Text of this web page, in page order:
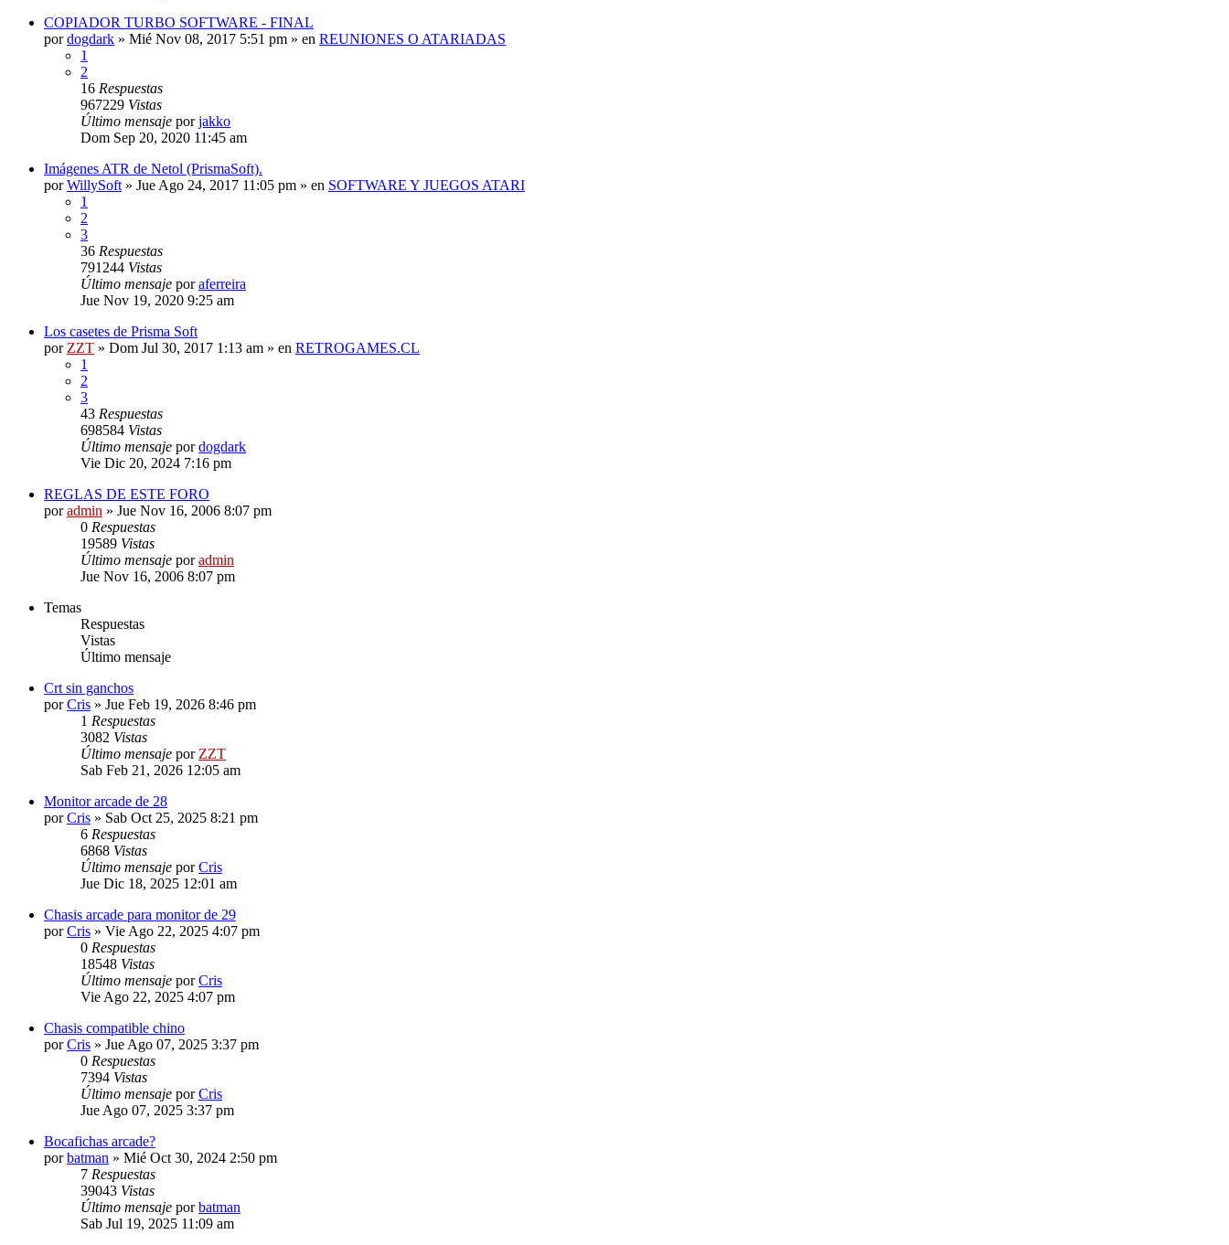
COPIADOR TURBO SOFTWARE - FINAL
pordogdark » Mié Nov 08, 2017 5:51 pm » en REUNIONES O ATARIADAS
1
2
16 Respuestas
967229 Vistas
Último mensaje porjakko
Dom Sep 20, 2020 11:45 am
Imágenes ATR de Netol (PrismaSoft).
porWillySoft » Jue Ago 24, 2017 11:05 pm » en SOFTWARE Y JUEGOS ATARI
1
2
3
36 Respuestas
791244 Vistas
Último mensaje poraferreira
Jue Nov 19, 2020 9:25 am
Los casetes de Prisma Soft
por ZZT » Dom Jul 30, 2017 1:13 am » en RETROGAMES.CL
1
2
3
43 Respuestas
698584 Vistas
Último mensaje pordogdark
Vie Dic 20, 2024 7:16 pm
REGLAS DE ESTE FORO
poradmin » Jue Nov 16, 2006 8:07 pm
0 Respuestas
19589 Vistas
Último mensaje poradmin
Jue Nov 16, 2006 8:07 pm
Temas
Respuestas
Vistas
Último mensaje
Crt sin ganchos
porCris » Jue Feb 19, 2026 8:46 pm
1 Respuestas
3082 Vistas
Último mensaje por ZZT
Sab Feb 21, 2026 12:05 am
Monitor arcade de 28
porCris » Sab Oct 25, 2025 8:21 pm
6 Respuestas
6868 Vistas
Último mensaje porCris
Jue Dic 18, 2025 12:01 am
Chasis arcade para monitor de 29
porCris » Vie Ago 22, 2025 4:07 pm
0 Respuestas
18548 Vistas
Último mensaje porCris
Vie Ago 22, 2025 4:07 pm
Chasis compatible chino
porCris » Jue Ago 07, 2025 3:37 pm
0 Respuestas
7394 Vistas
Último mensaje porCris
Jue Ago 07, 2025 3:37 pm
Bocafichas arcade?
porbatman » Mié Oct 30, 2024 2:50 pm
7 Respuestas
39043 Vistas
Último mensaje porbatman
Sab Jul 19, 2025 11:09 am